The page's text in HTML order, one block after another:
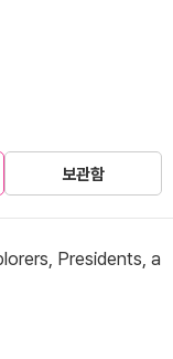
보관함
Presidents, a